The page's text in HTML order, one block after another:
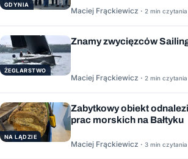
GDYNIA
Maciej Frąckiewicz · 2 min czytania
ŻEGLARSTWO
Znamy zwycięzców
Maciej Frąckiewicz · 2 min czytania
NA LĄDZIE
Zabytkowy obiekt
prac morskich na Bałtyku
Maciej Frąckiewicz · 3 min czytania